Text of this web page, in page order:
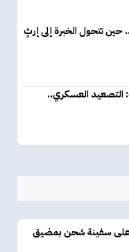
حين تتحول الخبرة إلى إرثٍ
التصعيد العسكري..
على سفينة شحن بمضيق